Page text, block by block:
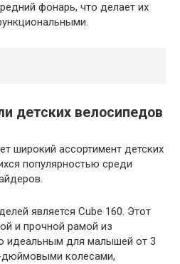
фонарь, что делает их
детских велосипедов
широкий ассортимент детских
популярностью среди
является Cube 160. Этот
и прочной рамой из
идеальным для малышей от 3
колесами,